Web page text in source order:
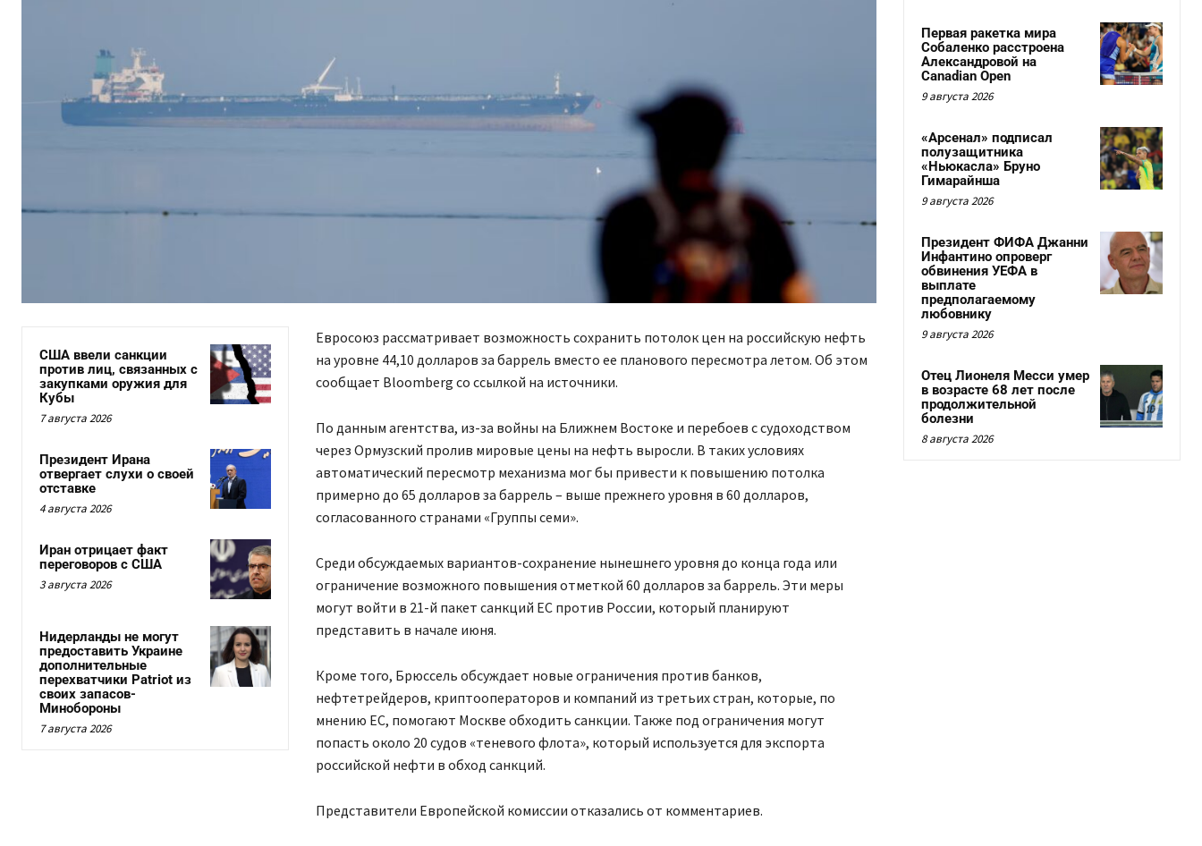
США ввели санкции
против лиц, связанных с
закупками оружия для
Кубы
7 августа 2026
Президент Ирана
отвергает слухи о своей
отставке
4 августа 2026
Иран отрицает факт
переговоров с США
3 августа 2026
Нидерланды не могут
предоставить Украине
дополнительные
перехватчики Patriot из
своих запасов-
Минобороны
7 августа 2026
Евросоюз рассматривает возможность сохранить потолок цен на российскую нефть
на уровне 44,10 долларов за баррель вместо ее планового пересмотра летом. Об этом
сообщает Bloomberg со ссылкой на источники.
По данным агентства, из-за войны на Ближнем Востоке и перебоев с судоходством
через Ормузский пролив мировые цены на нефть выросли. В таких условиях
автоматический пересмотр механизма мог бы привести к повышению потолка
примерно до 65 долларов за баррель – выше прежнего уровня в 60 долларов,
согласованного странами «Группы семи».
Среди обсуждаемых вариантов-сохранение нынешнего уровня до конца года или
ограничение возможного повышения отметкой 60 долларов за баррель. Эти меры
могут войти в 21-й пакет санкций ЕС против России, который планируют
представить в начале июня.
Кроме того, Брюссель обсуждает новые ограничения против банков,
нефтетрейдеров, криптооператоров и компаний из третьих стран, которые, по
мнению ЕС, помогают Москве обходить санкции. Также под ограничения могут
попасть около 20 судов «теневого флота», который используется для экспорта
российской нефти в обход санкций.
Представители Европейской комиссии отказались от комментариев.
Первая ракетка мира
Собаленко расстроена
Александровой на
Canadian Open
9 августа 2026
«Арсенал» подписал
полузащитника
«Ньюкасла» Бруно
Гимарайнша
9 августа 2026
Президент ФИФА Джанни
Инфантино опроверг
обвинения УЕФА в
выплате
предполагаемому
любовнику
9 августа 2026
Отец Лионеля Месси умер
в возрасте 68 лет после
продолжительной
болезни
8 августа 2026